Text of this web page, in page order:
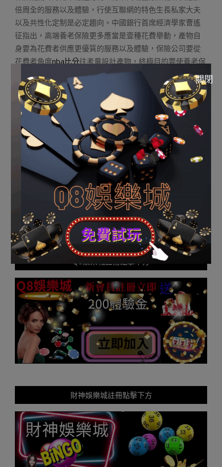
倍周全的服務以及體驗，行使互聯網的特色生長私家大夫
以及共性化定制是必定趨向。中國銀行首席經濟學家曹遙
征指出，高端養老保險更多應當是壹種花費舉動，產物自
身要為花費者供應更優質的服務以及體驗，保險公司要從
花費者角度nba比分往考量設計產物，終極目的要使養老保
險成為花費者生涯中的必須品。足球投注方法
《胡潤研究
院發布數據：廣東千萬富豪至多增加最快》由河南消息網-
豫都網供應，轉載請注明出處：
http://news.yuduxx.com/shwx/535329.html，感謝互
助！
10-
Previous Post:
玩運彩|老太撿兩萬多元世界盃皮包 留下
外包裝袋拋棄皮包(圖)
玩運彩|春妮否定曾被郭德綱睡 發聲明：與我
即時比分app有關
Q8娛樂城註冊點擊下方
財神娛樂城註冊點擊下方
關閉